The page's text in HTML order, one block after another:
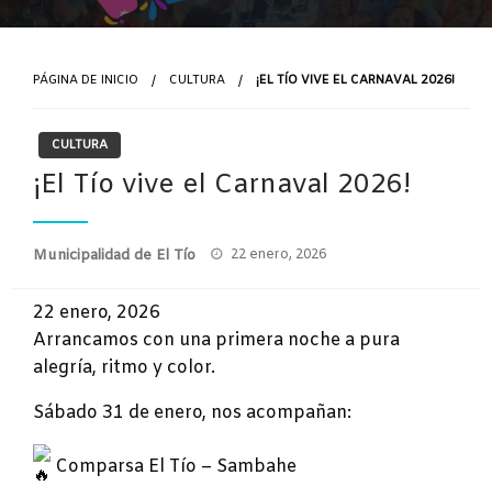
PÁGINA DE INICIO CULTURA ¡EL TÍO VIVE EL CARNAVAL 2026!
CULTURA
¡El Tío vive el Carnaval 2026!
Municipalidad de El Tío
Publicado
22 enero, 2026
22 enero, 2026
Arrancamos con una primera noche a pura
alegría, ritmo y color.
Sábado 31 de enero, nos acompañan:
Comparsa El Tío – Sambahe